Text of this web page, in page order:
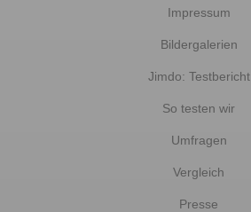
Impressum
Bildergalerien
Jimdo: Testbericht
So testen wir
Umfragen
Vergleich
Presse